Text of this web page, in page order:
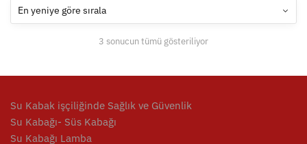
3 sonucun tümü gösteriliyorEn
Su Kabak işçiliğinde Sağlık ve Güvenlik
Su Kabağı- Süs Kabağı
Su Kabağı Lamba